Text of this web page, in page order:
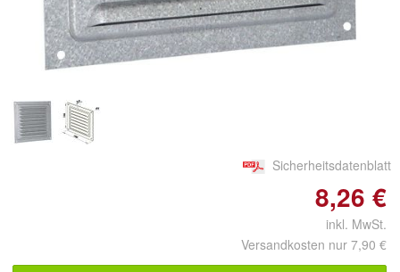
Doppelt antippen zum
vergrößern
Sicherheitsdatenblatt
8,26 €
inkl. MwSt.
Versandkosten nur 7,90 €